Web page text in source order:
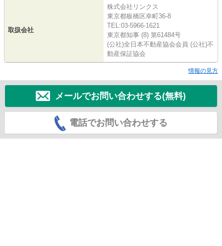
取扱会社
株式会社リンクス
東京都板橋区幸町36-8
TEL:03-5966-1621
東京都知事 (8) 第61484号
(公社)全日本不動産協会会員 (公社)不
動産保証協会
情報の見方
メールでお問い合わせする(無料)
電話でお問い合わせする